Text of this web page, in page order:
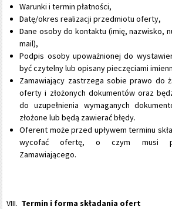
Warunki i termin płatności,
Datę/okres realizacji przedmiotu oferty,
Dane osoby do kontaktu (imię, nazwisko,
mail),
Podpis osoby upoważnionej do
być czytelny lub opisany pieczęciami
Zamawiający zastrzega sobie prawo do
oferty i złożonych dokumentów oraz
do uzupełnienia wymaganych
złożone lub będą zawierać błędy.
Oferent może przed upływem terminu
wycofać ofertę, o czym musi
Zamawiającego.
Termin i forma składania ofert